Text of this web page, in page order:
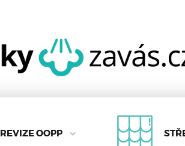
REVIZE OOPP